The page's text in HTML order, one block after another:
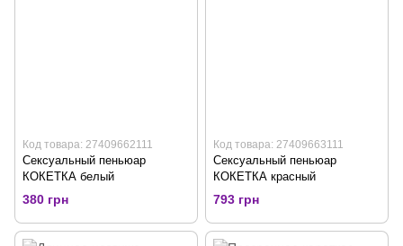
Код товара: 27409662111
Сексуальный пеньюар
КОКЕТКА белый
380 грн
Код товара: 27409663111
Сексуальный пеньюар
КОКЕТКА красный
793 грн